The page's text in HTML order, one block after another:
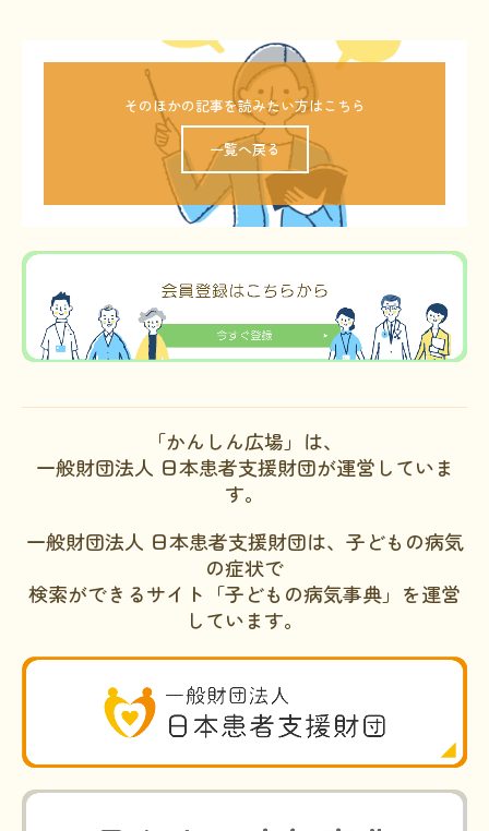
そのほかの記事を読みたい方はこちら
一覧へ戻る
「かんしん広場」は、
一般財団法人 日本患者支援財団が運営していま
す。
一般財団法人 日本患者支援財団は、子どもの病気
の症状で
検索ができるサイト「子どもの病気事典」を運営
しています。